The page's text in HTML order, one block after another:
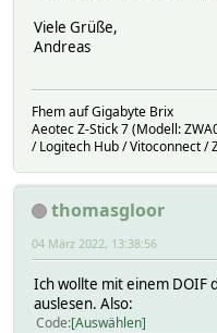
Viele Grüße,
Andreas
Fhem auf Gigabyte Brix
Aeotec Z-Stick 7 (Modell:
/ Logitech Hub / Vitoconnect /
thomasgloor
04 März 2022, 13:38:56
Ich wollte mit einem DOIF
auslesen. Also:
Code Auswählen